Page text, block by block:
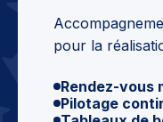
pour la
Rendez-vous
Pilotage